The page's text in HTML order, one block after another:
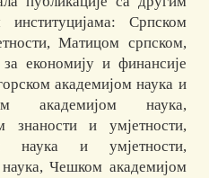
Српском
Матицом српском,
економију и финансије
академијом наука и
академијом наука,
знаности и умјетности,
наука и умјетности,
Чешком академијом